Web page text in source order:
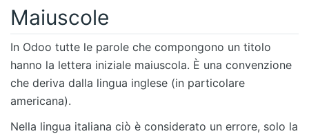
Maiuscole
In Odoo tutte le parole che compongono un titolo
hanno la lettera iniziale maiuscola. È una convenzione
che deriva dalla lingua inglese (in particolare
americana).
Nella lingua italiana ciò è considerato un errore, solo la